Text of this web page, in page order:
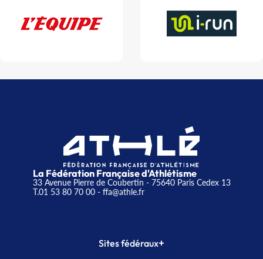
La Fédération Française d'Athlétisme
33 Avenue Pierre de Coubertin - 75640 Paris Cedex 13
T.01 53 80 70 00- ffa@athle.fr
Sites fédéraux+